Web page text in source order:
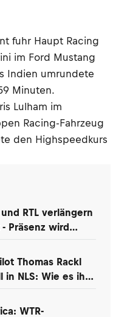
fuhr Haupt Racing
im Ford Mustang
Indien umrundete
Minuten.
Lulham im
Racing-Fahrzeug
den Highspeedkurs
RTL verlängern
Präsenz wird
Thomas Rackl
in NLS: Wie es ihm
WTR-